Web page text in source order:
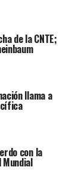
de la CNTE;
llama a
con la